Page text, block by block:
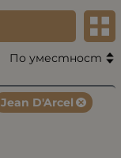
По уместност
Jean D'Arcel